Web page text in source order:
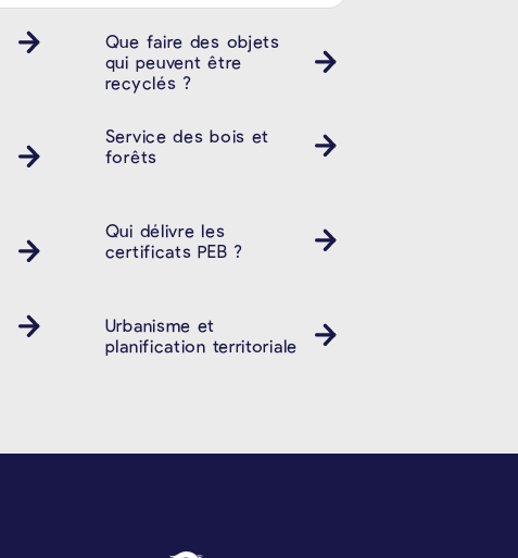
Que faire des objets
qui peuvent être
recyclés ?
Service des bois et
forêts
Qui délivre les
certificats PEB ?
Urbanisme et
planification territoriale